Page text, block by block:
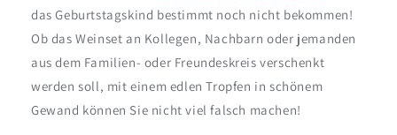
das Geburtstagskind bestimmt noch nicht bekommen!
Ob das Weinset an Kollegen, Nachbarn oder jemanden
aus dem Familien- oder Freundeskreis verschenkt
werden soll, mit einem edlen Tropfen in schönem
Gewand können Sie nicht viel falsch machen!